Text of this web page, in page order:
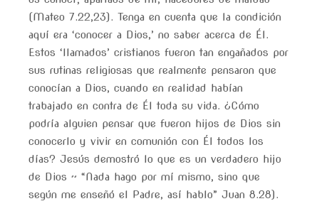
(Mateo 7.22,23). Tenga en cuenta que la condición
aquí era ‘conocer a Dios,’ no saber acerca de Él.
Estos ‘llamados’ cristianos fueron tan engañados por
sus rutinas religiosas que realmente pensaron que
conocían a Dios, cuando en realidad habían
trabajado en contra de Él toda su vida. ¿Cómo
podría alguien pensar que fueron hijos de Dios sin
conocerlo y vivir en comunión con Él todos los
días? Jesús demostró lo que es un verdadero hijo
de Dios ~ “Nada hago por mí mismo, sino que
según me enseñó el Padre, así hablo” Juan 8.28).